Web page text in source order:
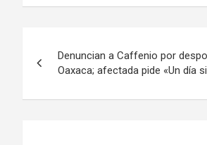
de
entradas
Denuncian a Caffenio por
Oaxaca; afectada pide «Un día